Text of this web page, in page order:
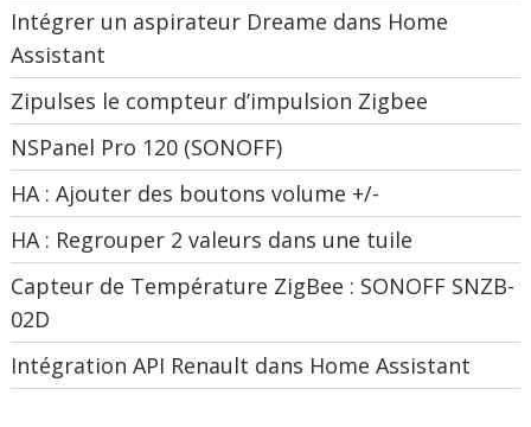
Intégrer un aspirateur Dreame dans Home
Assistant
Zipulses le compteur d’impulsion Zigbee
NSPanel Pro 120 (SONOFF)
HA : Ajouter des boutons volume +/-
HA : Regrouper 2 valeurs dans une tuile
Capteur de Température ZigBee : SONOFF SNZB-
02D
Intégration API Renault dans Home Assistant